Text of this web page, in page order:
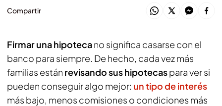
Compartir
Firmar una hipotecano significa casarse con el
banco para siempre. De hecho, cada vez más
familias están revisando sus hipotecaspara ver si
pueden conseguir algo mejor: un tipo de interés
más bajo, menos comisiones o condiciones más